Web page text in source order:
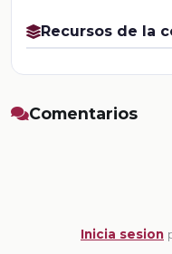
Recursos de la
Comentarios
Inicia sesion